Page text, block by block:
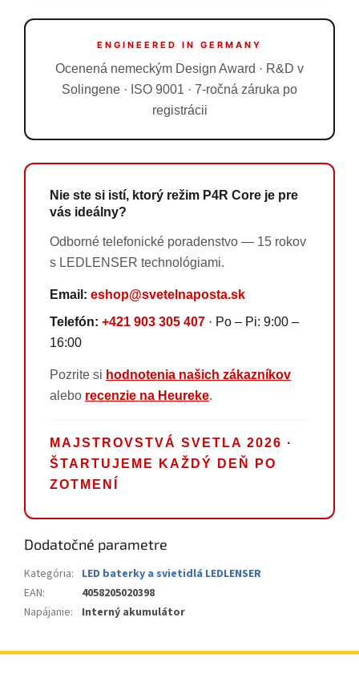
ENGINEERED IN GERMANY
Ocenená nemeckým Design Award · R&D v
Solingene · ISO 9001 · 7-ročná záruka po
registrácii
Nie ste si istí, ktorý režim P4R Core je pre
vás ideálny?
Odborné telefonické poradenstvo — 15 rokov
s LEDLENSER technológiami.
Email: eshop@svetelnaposta.sk
Telefón: +421 903 305 407 · Po – Pi: 9:00 –
16:00
Pozrite si hodnotenia našich zákazníkov
alebo recenzie na Heureke.
MAJSTROVSTVÁ SVETLA 2026 ·
ŠTARTUJEME KAŽDÝ DEŇ PO
ZOTMENÍ
Dodatočné parametre
Kategória: LED baterky a svietidlá LEDLENSER
EAN:
4058205020398
Napájanie: Interný akumulátor